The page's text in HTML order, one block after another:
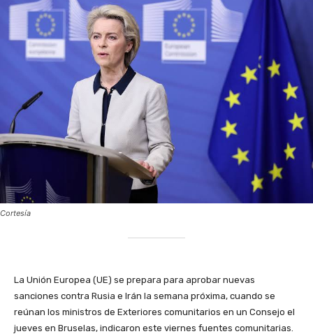
Cortesía
La Unión Europea (UE) se prepara para aprobar nuevas
sanciones contra Rusia e Irán la semana próxima, cuando se
reúnan los ministros de Exteriores comunitarios en un Consejo el
jueves en Bruselas, indicaron este viernes fuentes comunitarias.